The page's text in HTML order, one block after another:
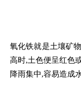
氧化铁就是土壤矿
高时,土色便呈红色
降雨集中,容易造成